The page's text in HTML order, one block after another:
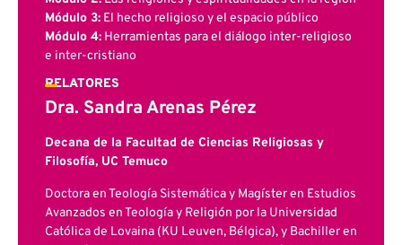
Módulo 3: El hecho religioso y el espacio público
Módulo 4: Herramientas para el diálogo inter-religioso
e inter-cristiano
RELATORES
Dra. Sandra Arenas Pérez
Decana de la Facultad de Ciencias Religiosas y
Filosofía, UC Temuco
Doctora en Teología Sistemática y Magíster en Estudios
Avanzados en Teología y Religión por la Universidad
Católica de Lovaina (KU Leuven, Bélgica), y Bachiller en